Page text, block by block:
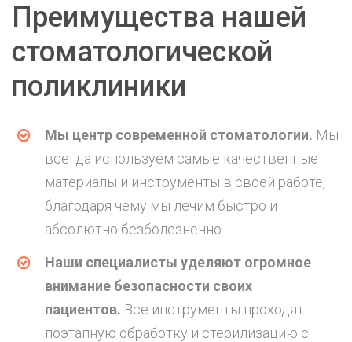
Преимущества нашей
стоматологической
поликлиники
Мы центр современной стоматологии. Мы
всегда используем самые качественные
материалы и инструменты в своей работе,
благодаря чему мы лечим быстро и
абсолютно безболезненно.
Наши специалисты уделяют огромное
внимание безопасности своих
пациентов. Все инструменты проходят
поэтапную обработку и стерилизацию с